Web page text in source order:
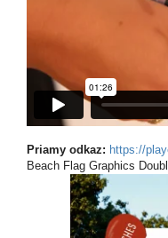
Priamy odkaz: https://
Beach Flag Graphics